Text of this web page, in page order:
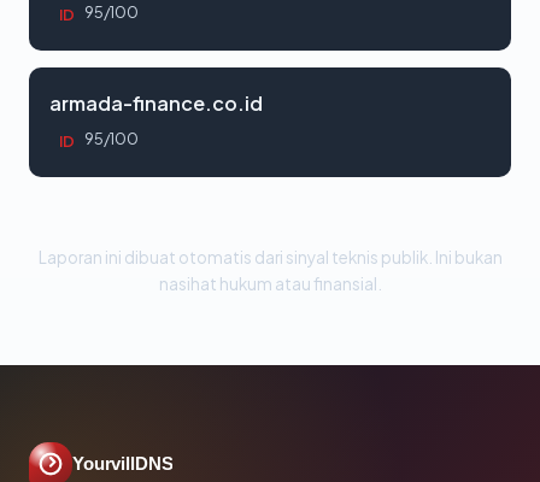
ID 95/100
armada-finance.co.id
ID 95/100
Laporan ini dibuat otomatis dari sinyal teknis publik. Ini bukan
nasihat hukum atau finansial.
YourvillDNS